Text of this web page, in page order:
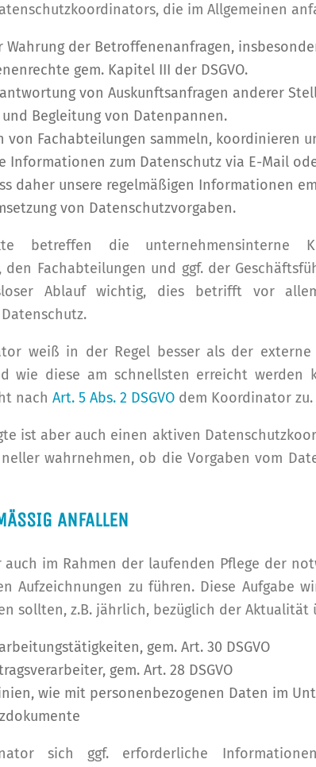
die im Allgemeinen
der Betroffenenanfragen,
gem. Kapitel III der DSGVO.
von Auskunftsanfragen anderer
Begleitung von Datenpannen.
von Fachabteilungen sammeln, koordinieren
Informationen zum Datenschutz via E-Mail
daher unsere regelmäßigen Informationen
von Datenschutzvorgaben.
betreffen die unternehmensinterne
den Fachabteilungen und ggf. der
Ablauf wichtig, dies betrifft vor
weiß in der Regel besser als der
wie diese am schnellsten erreicht
nach Art. 5 Abs. 2 DSGVO dem Koordinator zu.
ist aber auch einen aktiven
wahrnehmen, ob die Vorgaben vom
ANFALLEN
auch im Rahmen der laufenden Pflege der
Aufzeichnungen zu führen. Diese Aufgabe
sollten, z.B. jährlich, bezüglich der Aktualität
gem. Art. 30 DSGVO
gem. Art. 28 DSGVO
wie mit personenbezogenen Daten im
sich ggf. erforderliche